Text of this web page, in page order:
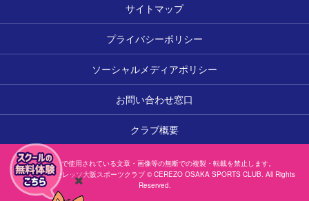
サイトマップ
プライバシーポリシー
ソーシャルメディアポリシー
お問い合わせ窓口
クラブ概要
本サイトで使用されている文章・画像等の無断での複製・転載を禁止します。
一般社団法人セレッソ大阪スポーツクラブ © CEREZO OSAKA SPORTS CLUB. All Rights
Reserved.